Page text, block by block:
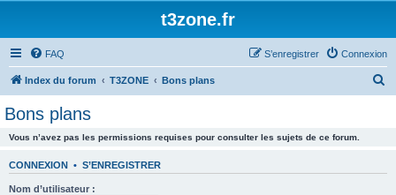
t3zone.fr
FAQ Connexion
S’enregistrer
Index du forum T3ZONE Bons plans
Bons plans
Vous n’avez pas les permissions requises pour consulter les sujets de ce forum.
CONNEXION • S’ENREGISTRER
Nom d’utilisateur :